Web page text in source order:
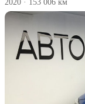
2020 · 153 006 км